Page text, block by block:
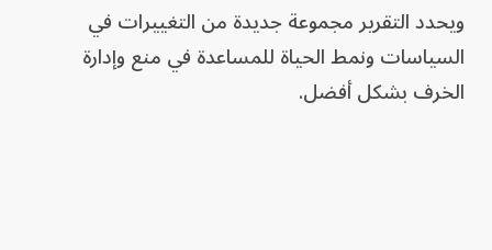
ويحدد التقرير مجموعة جديدة من التغييرات في
السياسات ونمط الحياة للمساعدة في منع وإدارة
الخرف بشكل أفضل.